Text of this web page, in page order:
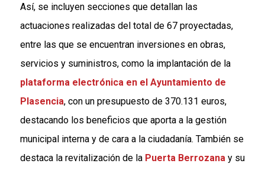
Así, se incluyen secciones que detallan las
actuaciones realizadas del total de 67 proyectadas,
entre las que se encuentran inversiones en obras,
servicios y suministros, como la implantación de la
plataforma electrónica en el Ayuntamiento de
Plasencia, con un presupuesto de 370.131 euros,
destacando los beneficios que aporta a la gestión
municipal interna y de cara a la ciudadanía. También se
destaca la revitalización de la Puerta Berrozanay su